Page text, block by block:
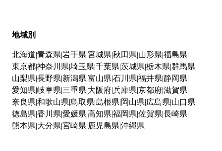
地域別
北海道 青森県 岩手県 宮城県 秋田県 山形県 福島県
東京都神奈川県 埼玉県 千葉県 茨城県 栃木県 群馬県
山梨県 長野県 新潟県 富山県 石川県 福井県 静岡県
愛知県 岐阜県 三重県 大阪府兵庫県 京都府滋賀県
奈良県 和歌山県 鳥取県 島根県 岡山県 広島県 山口県
徳島県 香川県 愛媛県 高知県 福岡県 佐賀県 長崎県
熊本県 大分県 宮崎県 鹿児島県 沖縄県